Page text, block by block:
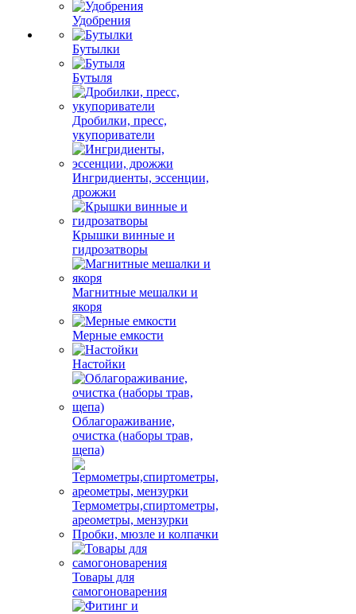
Удобрения
Бутылки
Бутыля
Дробилки, пресс,
укупориватели
Ингридиенты, эссенции,
дрожжи
Крышки винные и
гидрозатворы
Магнитные мешалки и
якоря
Мерные емкости
Настойки
Облагораживание,
очистка (наборы трав,
щепа)
Термометры,спиртометры,
ареометры, мензурки
Пробки, мюзле и колпачки
Товары для
самогоноварения